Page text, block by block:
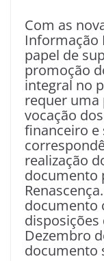
Com as
Informação
papel de
promoção
integral no
requer uma
vocação
financeiro e
realização
documento
documento
disposições
Dezembro
documento